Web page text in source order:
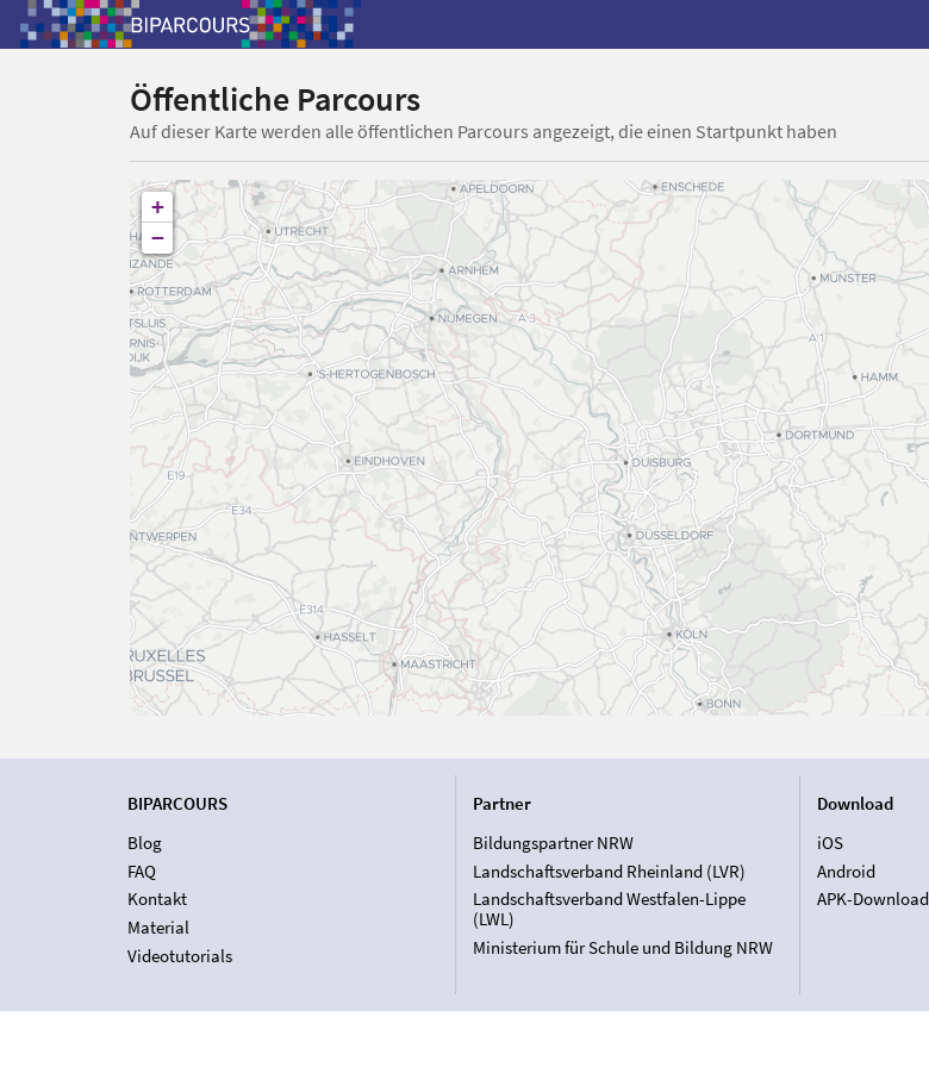
Öffentliche Parcours
Auf dieser Karte werden alle öffentlichen Parcours angezeigt, die einen Startpunkt haben
+
−
BIPARCOURS
Blog
FAQ
Kontakt
Material
Videotutorials
Partner
Bildungspartner NRW
Landschaftsverband Rheinland (LVR)
Landschaftsverband Westfalen-Lippe
(LWL)
Ministerium für Schule und Bildung NRW
Download
iOS
Android
APK-Download